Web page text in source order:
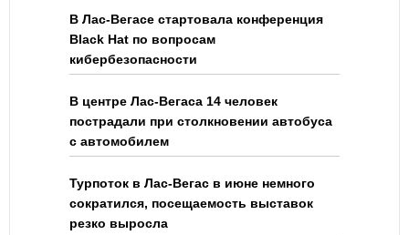
В Лас-Вегасе стартовала конференция
Black Hat по вопросам
кибербезопасности
В центре Лас-Вегаса 14 человек
пострадали при столкновении автобуса
с автомобилем
Турпоток в Лас-Вегас в июне немного
сократился, посещаемость выставок
резко выросла